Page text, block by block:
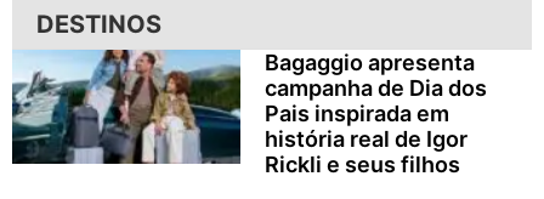
DESTINOS
Bagaggio apresenta
campanha de Dia dos
Pais inspirada em
história real de Igor
Rickli e seus filhos